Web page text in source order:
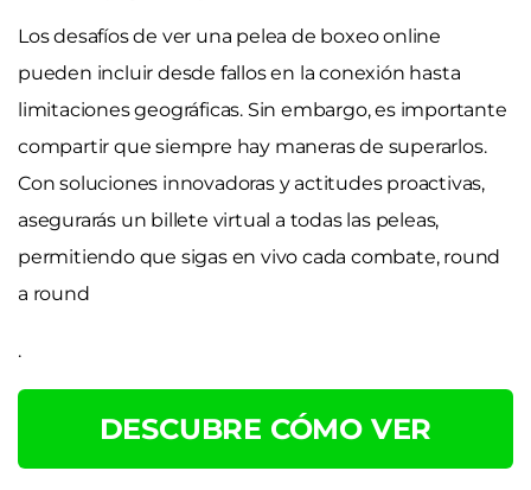
Los desafíos de ver una pelea de boxeo online
pueden incluir desde fallos en la conexión hasta
limitaciones geográficas. Sin embargo, es importante
compartir que siempre hay maneras de superarlos.
Con soluciones innovadoras y actitudes proactivas,
asegurarás un billete virtual a todas las peleas,
permitiendo que sigas en vivo cada combate, round
a round
.
DESCUBRE CÓMO VER